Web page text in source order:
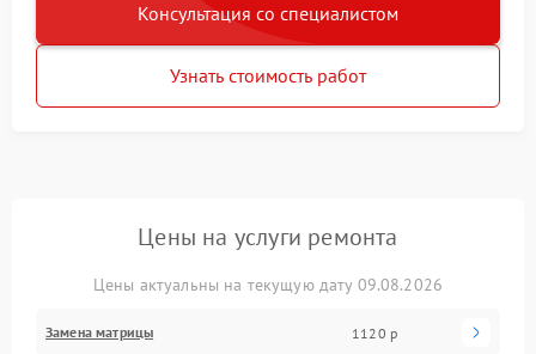
Консультация со специалистом
Узнать стоимость работ
Цены на услуги ремонта
Цены актуальны на текущую дату 09.08.2026
Замена матрицы 1120 р